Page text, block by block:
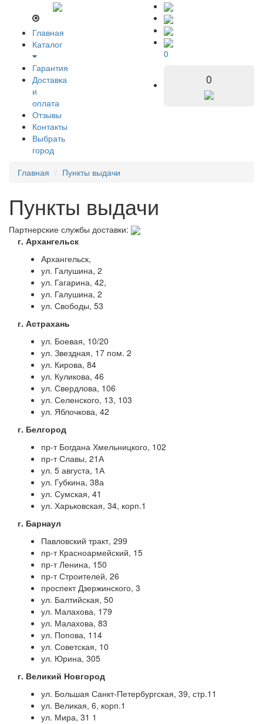
Главная
Каталог
Гарантия
Доставка
и
оплата
Отзывы
Контакты
Выбрать
город
0
0
Главная Пункты выдачи
Пункты выдачи
Партнерские службы доставки:
г. Архангельск
Архангельск,
ул. Галушина, 2
ул. Гагарина, 42,
ул. Галушина, 2
ул. Свободы, 53
г. Астрахань
ул. Боевая, 10/20
ул. Звездная, 17 пом. 2
ул. Кирова, 84
ул. Куликова, 46
ул. Свердлова, 106
ул. Селенского, 13, 103
ул. Яблочкова, 42
г. Белгород
пр-т Богдана Хмельницкого, 102
пр-т Славы, 21А
ул. 5 августа, 1А
ул. Губкина, 38а
ул. Сумская, 41
ул. Харьковская, 34, корп.1
г. Барнаул
Павловский тракт, 299
пр-т Красноармейский, 15
пр-т Ленина, 150
пр-т Строителей, 26
проспект Дзержинского, 3
ул. Балтийская, 50
ул. Малахова, 179
ул. Малахова, 83
ул. Попова, 114
ул. Советская, 10
ул. Юрина, 305
г. Великий Новгород
ул. Большая Санкт-Петербургская, 39, стр.11
ул. Великая, 6, корп.1
ул. Мира, 31 1